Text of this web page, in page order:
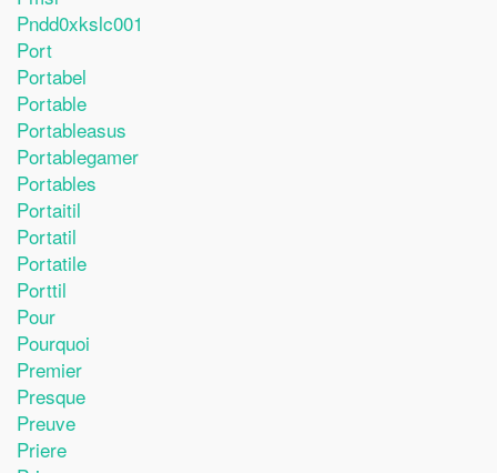
Pndd0xkslc001
Port
Portabel
Portable
Portableasus
Portablegamer
Portables
Portaitil
Portatil
Portatile
Porttil
Pour
Pourquoi
Premier
Presque
Preuve
Priere